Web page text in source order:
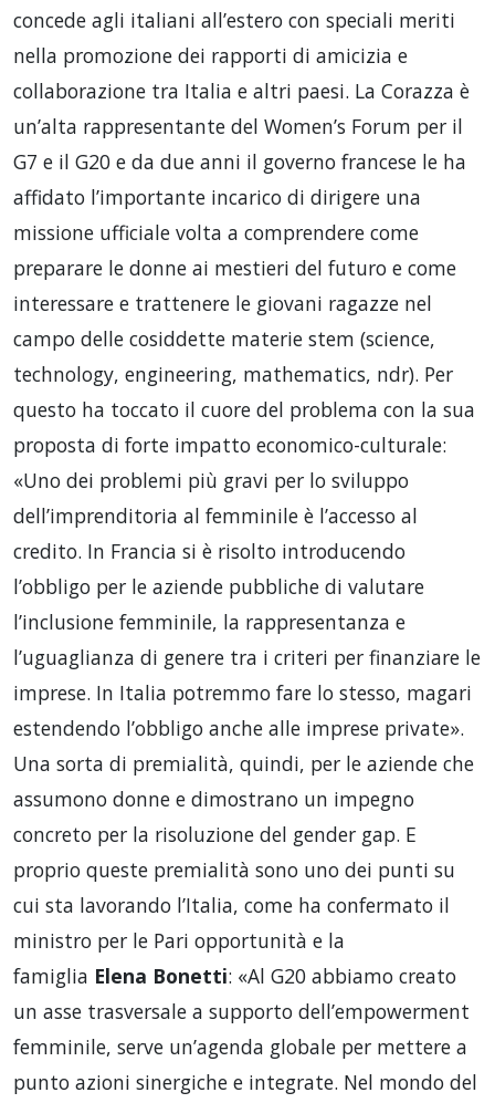
concede agli italiani all’estero con speciali meriti
nella promozione dei rapporti di amicizia e
collaborazione tra Italia e altri paesi. La Corazza è
un’alta rappresentante del Women’s Forum per il
G7 e il G20 e da due anni il governo francese le ha
affidato l’importante incarico di dirigere una
missione ufficiale volta a comprendere come
preparare le donne ai mestieri del futuro e come
interessare e trattenere le giovani ragazze nel
campo delle cosiddette materie stem (science,
technology, engineering, mathematics, ndr). Per
questo ha toccato il cuore del problema con la sua
proposta di forte impatto economico-culturale:
«Uno dei problemi più gravi per lo sviluppo
dell’imprenditoria al femminile è l’accesso al
credito. In Francia si è risolto introducendo
l’obbligo per le aziende pubbliche di valutare
l’inclusione femminile, la rappresentanza e
l’uguaglianza di genere tra i criteri per finanziare le
imprese. In Italia potremmo fare lo stesso, magari
estendendo l’obbligo anche alle imprese private».
Una sorta di premialità, quindi, per le aziende che
assumono donne e dimostrano un impegno
concreto per la risoluzione del gender gap. E
proprio queste premialità sono uno dei punti su
cui sta lavorando l’Italia, come ha confermato il
ministro per le Pari opportunità e la
famiglia Elena Bonetti: «Al G20 abbiamo creato
un asse trasversale a supporto dell’empowerment
femminile, serve un’agenda globale per mettere a
punto azioni sinergiche e integrate. Nel mondo del